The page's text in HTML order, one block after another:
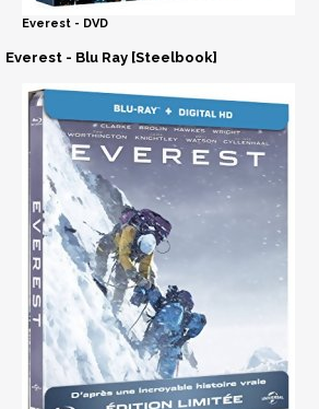
Everest - DVD
Everest - Blu Ray [Steelbook]